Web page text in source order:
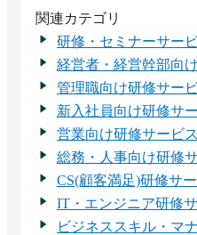
関連カテゴリ
研修・セミナーサー
経営者・経営幹部向
管理職向け研修サー
新入社員向け研修サ
営業向け研修サービス
総務・人事向け研修
CS(顧客満足)研修サ
IT・エンジニア研修
ビジネススキル・マ